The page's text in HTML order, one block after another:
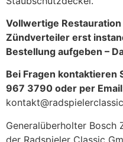
Vollwertige
Zündverteiler erst
Bestellung aufgeben –
Bei Fragen kontaktieren
967 3790 oder per
Generalüberholter Bosch
der Radspieler Classic